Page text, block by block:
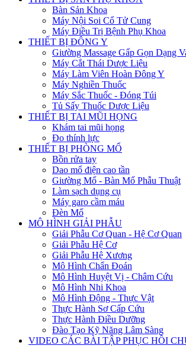
Bàn Sản Khoa
Máy Nội Soi Cổ Tử Cung
Máy Điều Trị Bệnh Phụ Khoa
THIẾT BỊ ĐÔNG Y
Giường Massage Gấp Gọn Dạng
Máy Cắt Thái Dược Liệu
Máy Làm Viên Hoàn Đông Y
Máy Nghiền Thuốc
Máy Sắc Thuốc - Đóng Túi
Tủ Sấy Thuốc Dược Liệu
THIẾT BỊ TAI MŨI HỌNG
Khám tai mũi họng
Đo thính lực
THIẾT BỊ PHÒNG MỔ
Bồn rửa tay
Dao mổ điện cao tần
Giường Mổ - Bàn Mổ Phẫu Thuật
Làm sạch dụng cụ
Máy garo cầm máu
Đèn Mổ
MÔ HÌNH GIẢI PHẪU
Giải Phẫu Cơ Quan - Hệ Cơ Quan
Giải Phẫu Hệ Cơ
Giải Phẫu Hệ Xương
Mô Hình Chẩn Đoán
Mô Hình Huyệt Vị - Châm Cứu
Mô Hình Nhi Khoa
Mô Hình Động - Thực Vật
Thực Hành Sơ Cấp Cứu
Thực Hành Điều Dưỡng
Đào Tạo Kỹ Năng Lâm Sàng
VIDEO CÁC BÀI TẬP PHỤC HỒI